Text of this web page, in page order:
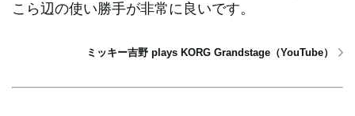
こら辺の使い勝手が非常に良いです。
ミッキー吉野 plays KORG Grandstage（YouTube）